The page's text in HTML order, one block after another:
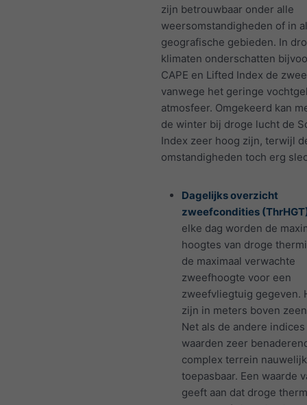
zijn betrouwbaar onder alle
weersomstandigheden of in
geografische gebieden. In
klimaten onderschatten
CAPE en Lifted Index de
vanwege het geringe
atmosfeer. Omgekeerd kan
de winter bij droge lucht de
Index zeer hoog zijn, terwijl
omstandigheden toch erg
Dagelijks overzicht
zweefcondities
elke dag worden de
hoogtes van droge
de maximaal verwachte
zweefhoogte voor een
zweefvliegtuig gegeven.
zijn in meters boven
Net als de andere
waarden zeer
complex terrein
toepasbaar. Een waarde
geeft aan dat droge